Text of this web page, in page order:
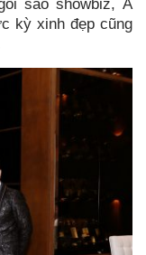
sao showbiz, Á
kỳ xinh đẹp cũng